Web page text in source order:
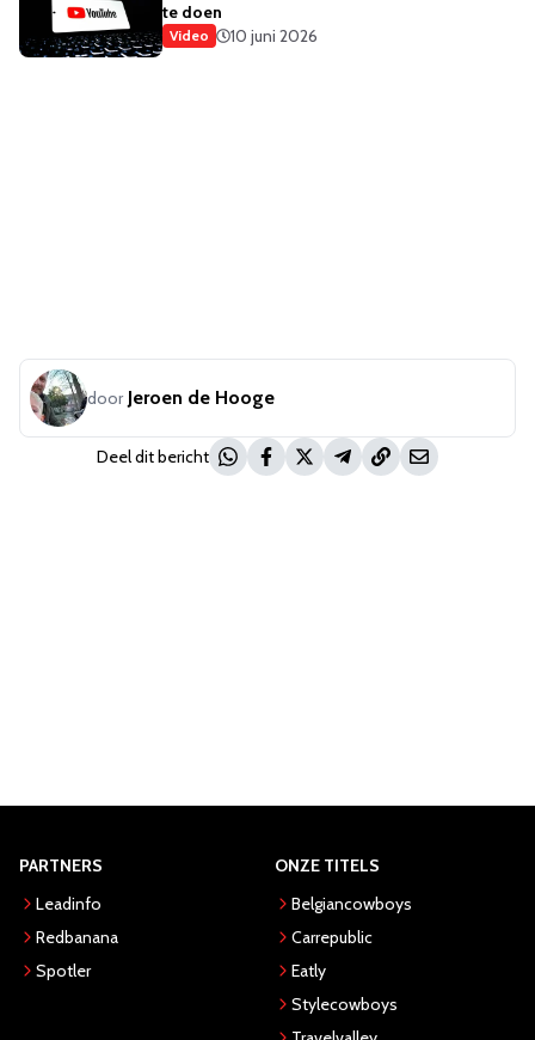
te doen
Video 10 juni 2026
door Jeroen de Hooge
Deel dit bericht
PARTNERS
Leadinfo
Redbanana
Spotler
ONZE TITELS
Belgiancowboys
Carrepublic
Eatly
Stylecowboys